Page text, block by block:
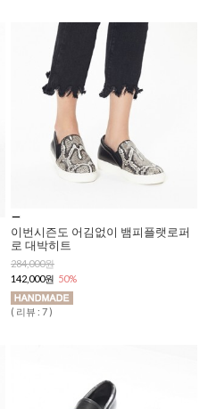
이번시즌도 어김없이 뱀피플랫로퍼
로 대박히트
284,000원
142,000원 50%
( 리뷰 : 7 )